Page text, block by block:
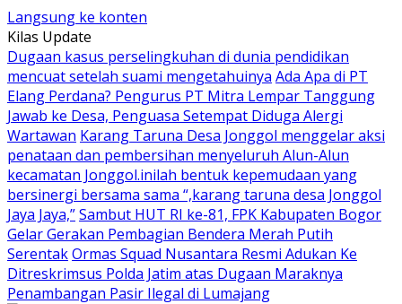
Langsung ke konten
Kilas Update
Dugaan kasus perselingkuhan di dunia pendidikan
mencuat setelah suami mengetahuinya Ada Apa di PT
Elang Perdana? Pengurus PT Mitra Lempar Tanggung
Jawab ke Desa, Penguasa Setempat Diduga Alergi
Wartawan Karang Taruna Desa Jonggol menggelar aksi
penataan dan pembersihan menyeluruh Alun-Alun
kecamatan Jonggol.inilah bentuk kepemudaan yang
bersinergi bersama sama “,karang taruna desa Jonggol
Jaya Jaya,”Sambut HUT RI ke-81, FPK Kabupaten Bogor
Gelar Gerakan Pembagian Bendera Merah Putih
SerentakOrmas Squad Nusantara Resmi Adukan Ke
Ditreskrimsus Polda Jatim atas Dugaan Maraknya
Penambangan Pasir Ilegal di Lumajang